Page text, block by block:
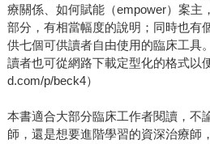
療關係、如何賦能（empower）案主
部分，有相當幅度的說明；同時也有
供七個可供讀者自由使用的臨床工具
讀者也可從網路下載定型化的格式以
d.com/p/beck4）
本書適合大部分臨床工作者閱讀，不
師，還是想要進階學習的資深治療師